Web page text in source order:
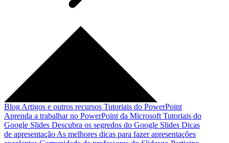
Blog Artigos e outros recursos Tutoriais do PowerPoint
Aprenda a trabalhar no PowerPoint da Microsoft Tutoriais do
Google Slides Descubra os segredos do Google Slides Dicas
de apresentação As melhores dicas para fazer apresentações